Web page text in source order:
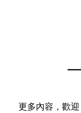
更多內容，歡迎